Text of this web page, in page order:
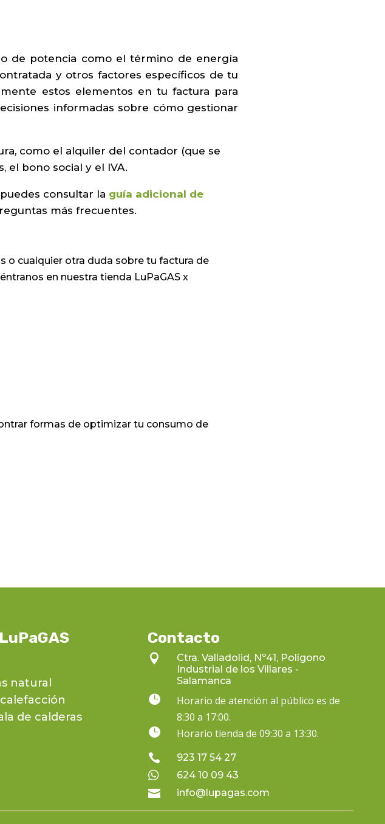
de potencia como el término de energía
y otros factores específicos de tu
estos elementos en tu factura para
informadas sobre cómo gestionar
como el alquiler del contador (que se
el bono social y el IVA.
consultar la guía adicional de
más frecuentes.
o cualquier otra duda sobre tu factura de
en nuestra tienda LuPaGAS x
formas de optimizar tu consumo de
natural
de calderas
Contacto

Ctra. Valladolid, Nº41, Polígono
Industrial de los Villares -
Salamanca

Horario de atención al público es de
8:30 a 17:00.
 Horario tienda de 09:30 a 13:30.
 923 17 54 27
 624 10 09 43
 info@lupagas.com